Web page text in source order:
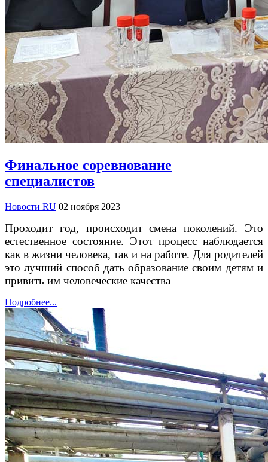
Финальное соревнование
специалистов
Новости RU 02 ноября 2023
Проходит год, происходит смена поколений. Это
естественное состояние. Этот процесс наблюдается
как в жизни человека, так и на работе. Для родителей
это лучший способ дать образование своим детям и
привить им человеческие качества
Подробнее...